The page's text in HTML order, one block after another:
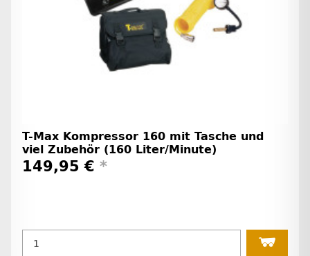
T-Max Kompressor 160 mit Tasche und
viel Zubehör (160 Liter/Minute)
149,95 € *